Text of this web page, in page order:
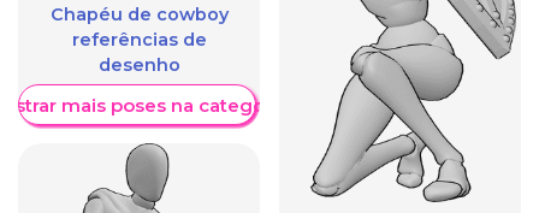
Chapéu de cowboy
referências de
desenho
mais poses na categoria